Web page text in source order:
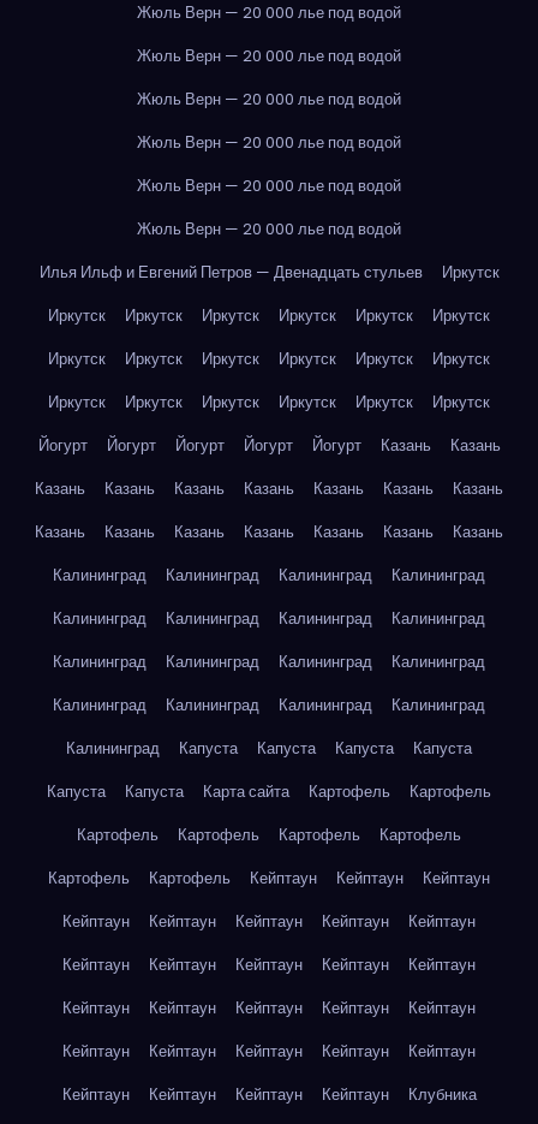
Жюль Верн — 20 000 лье под водой
Жюль Верн — 20 000 лье под водой
Жюль Верн — 20 000 лье под водой
Жюль Верн — 20 000 лье под водой
Жюль Верн — 20 000 лье под водой
Жюль Верн — 20 000 лье под водой
Илья Ильф и Евгений Петров — Двенадцать стульев
Иркутск
Иркутск
Иркутск Иркутск Иркутск Иркутск
Иркутск
Иркутск
Иркутск Иркутск Иркутск Иркутск
Иркутск
Иркутск
Иркутск Иркутск Иркутск Иркутск
Иркутск
Йогурт
Йогурт Йогурт Йогурт Йогурт Казань
Казань
Казань
Казань Казань Казань Казань Казань
Казань
Казань
Казань Казань Казань Казань Казань
Казань
Калининград
Калининград Калининград
Калининград
Калининград
Калининград Калининград
Калининград
Калининград
Калининград Калининград
Калининград
Калининград
Калининград Калининград
Калининград
Калининград
Капуста Капуста Капуста
Капуста
Капуста
Капуста Карта сайта Картофель
Картофель
Картофель
Картофель Картофель
Картофель
Картофель
Картофель Кейптаун Кейптаун
Кейптаун
Кейптаун
Кейптаун Кейптаун Кейптаун
Кейптаун
Кейптаун
Кейптаун Кейптаун Кейптаун
Кейптаун
Кейптаун
Кейптаун Кейптаун Кейптаун
Кейптаун
Кейптаун
Кейптаун Кейптаун Кейптаун
Кейптаун
Кейптаун
Кейптаун Кейптаун Кейптаун
Клубника